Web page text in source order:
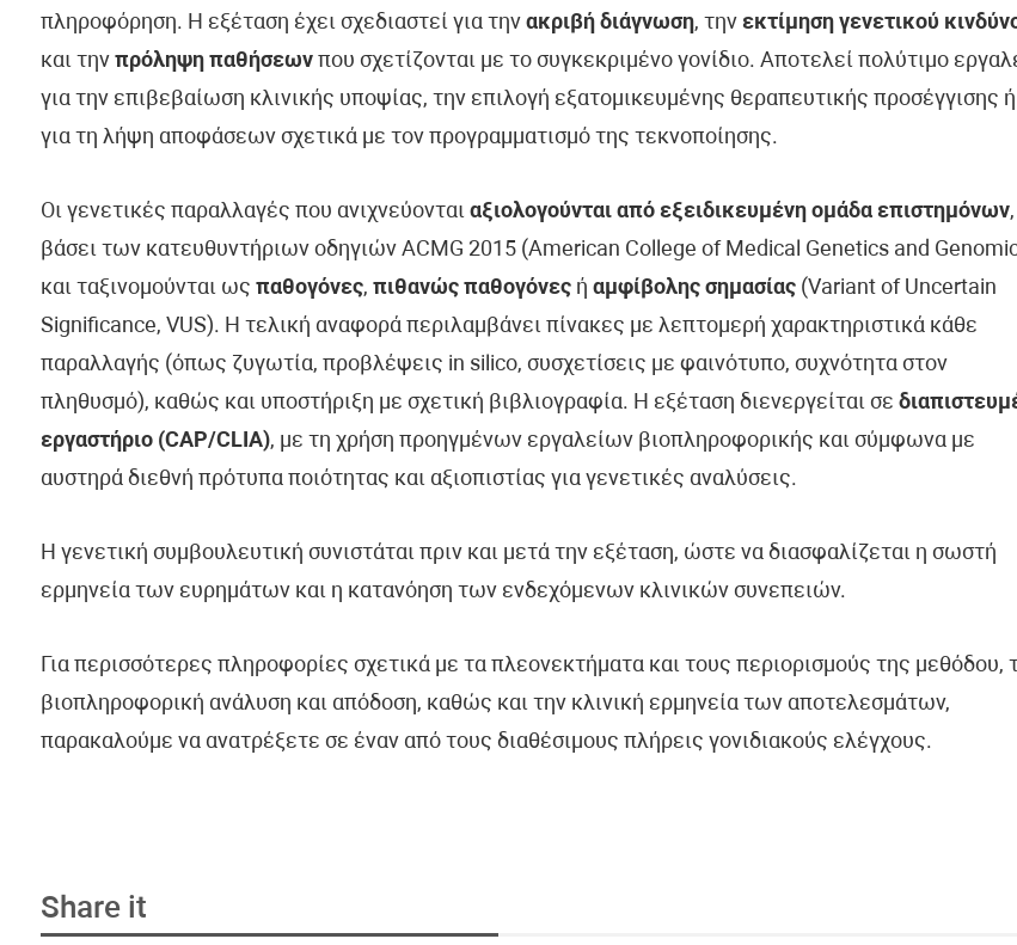
πληροφόρηση. Η εξέταση έχει σχεδιαστεί για την ακριβή διάγνωση, την εκτίμηση γενετικού
και την πρόληψη παθήσεωνπου σχετίζονται με το συγκεκριμένο γονίδιο. Αποτελεί πολύτιμο
για την επιβεβαίωση κλινικής υποψίας, την επιλογή εξατομικευμένης θεραπευτικής προσέγγισης ή
για τη λήψη αποφάσεων σχετικά με τον προγραμματισμό της τεκνοποίησης.
Οι γενετικές παραλλαγές που ανιχνεύονται αξιολογούνται από εξειδικευμένη ομάδα επιστημόνων,
βάσει των κατευθυντήριων οδηγιών ACMG 2015 (American College of Medical Genetics and
και ταξινομούνται ως παθογόνες, πιθανώς παθογόνεςή αμφίβολης σημασίας(Variant of Uncertain
Significance, VUS). Η τελική αναφορά περιλαμβάνει πίνακες με λεπτομερή χαρακτηριστικά κάθε
παραλλαγής (όπως ζυγωτία, προβλέψεις in silico, συσχετίσεις με φαινότυπο, συχνότητα στον
πληθυσμό), καθώς και υποστήριξη με σχετική βιβλιογραφία. Η εξέταση διενεργείται σε
εργαστήριο (CAP/CLIA), με τη χρήση προηγμένων εργαλείων βιοπληροφορικής και σύμφωνα με
αυστηρά διεθνή πρότυπα ποιότητας και αξιοπιστίας για γενετικές αναλύσεις.
Η γενετική συμβουλευτική συνιστάται πριν και μετά την εξέταση, ώστε να διασφαλίζεται η σωστή
ερμηνεία των ευρημάτων και η κατανόηση των ενδεχόμενων κλινικών συνεπειών.
Για περισσότερες πληροφορίες σχετικά με τα πλεονεκτήματα και τους περιορισμούς της μεθόδου,
βιοπληροφορική ανάλυση και απόδοση, καθώς και την κλινική ερμηνεία των αποτελεσμάτων,
παρακαλούμε να ανατρέξετε σε έναν από τους διαθέσιμους πλήρεις γονιδιακούς ελέγχους.
Share it